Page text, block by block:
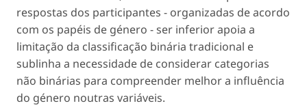
respostas dos participantes - organizadas de acordo
com os papéis de género - ser inferior apoia a
limitação da classificação binária tradicional e
sublinha a necessidade de considerar categorias
não binárias para compreender melhor a influência
do género noutras variáveis.